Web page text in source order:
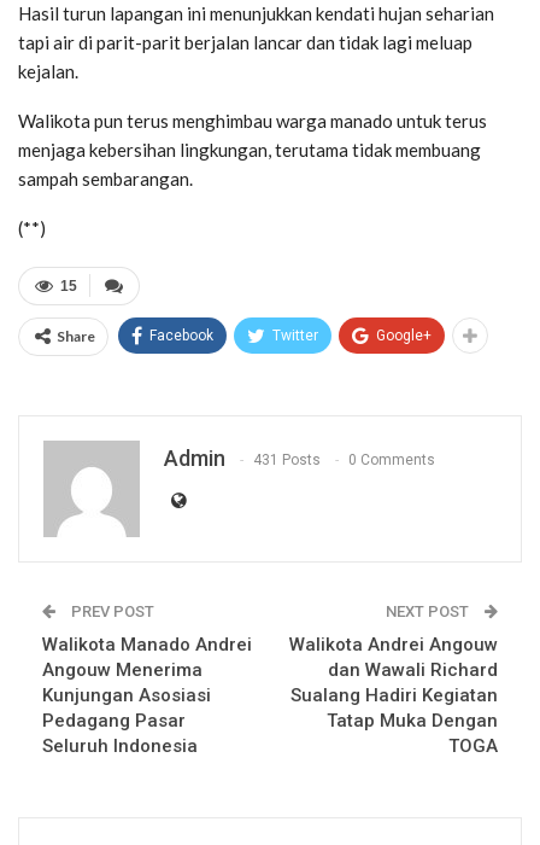
Hasil turun lapangan ini menunjukkan kendati hujan seharian
tapi air di parit-parit berjalan lancar dan tidak lagi meluap
kejalan.
Walikota pun terus menghimbau warga manado untuk terus
menjaga kebersihan lingkungan, terutama tidak membuang
sampah sembarangan.
(**)
15
Share Facebook Twitter Google+
Admin 431 Posts 0 Comments
PREV POST
Walikota Manado Andrei
Angouw Menerima
Kunjungan Asosiasi
Pedagang Pasar
Seluruh Indonesia
NEXT POST
Walikota Andrei Angouw
dan Wawali Richard
Sualang Hadiri Kegiatan
Tatap Muka Dengan
TOGA